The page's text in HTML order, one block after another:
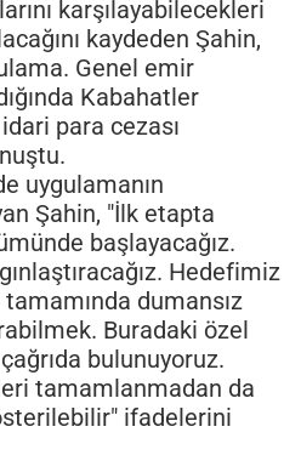
karşılayabilecekleri
kaydeden Şahin,
Genel emir
Kabahatler
para cezası
uygulamanın
Şahin, "İlk etapta
başlayacağız.
Hedefimiz
dumansız
Buradaki özel
bulunuyoruz.
tamamlanmadan da
ifadelerini